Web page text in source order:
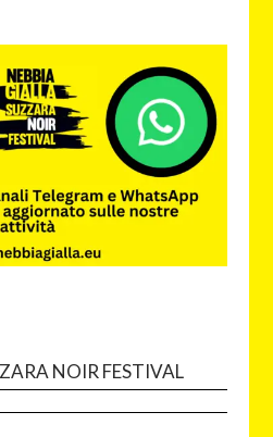
NOIR FESTIVAL